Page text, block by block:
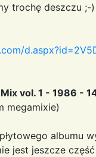
trochę deszczu ;-)
vol. 1 - 1986 -
megamixie)
albumu
jest jeszcze